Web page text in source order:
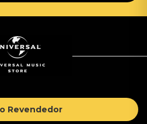
Revendedor